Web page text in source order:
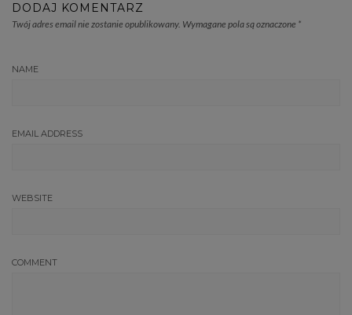
DODAJ KOMENTARZ
Twój adres email nie zostanie opublikowany. Wymagane pola są oznaczone *
NAME
EMAIL ADDRESS
WEBSITE
COMMENT